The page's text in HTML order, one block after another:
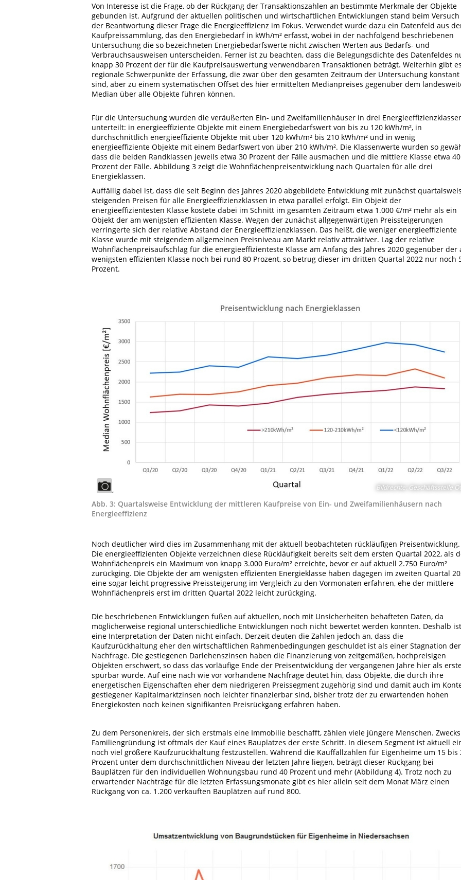
Von Interesse ist die Frage, ob der Rückgang der Transaktionszahlen an bestimmte Merkmale der Objekte
gebunden ist. Aufgrund der aktuellen politischen und wirtschaftlichen Entwicklungen stand beim Versuch
der Beantwortung dieser Frage die Energieeffizienz im Fokus. Verwendet wurde dazu ein Datenfeld aus
Kaufpreissammlung, das den Energiebedarf in kWh/m² erfasst, wobei in der nachfolgend beschriebenen
Untersuchung die so bezeichneten Energiebedarfswerte nicht zwischen Werten aus Bedarfs- und
Verbrauchsausweisen unterscheiden. Ferner ist zu beachten, dass die Belegungsdichte des Datenfeldes
knapp 30 Prozent der für die Kaufpreisauswertung verwendbaren Transaktionen beträgt. Weiterhin gibt
regionale Schwerpunkte der Erfassung, die zwar über den gesamten Zeitraum der Untersuchung konstant
sind, aber zu einem systematischen Offset des hier ermittelten Medianpreises gegenüber dem
Median über alle Objekte führen können.
Für die Untersuchung wurden die veräußerten Ein- und Zweifamilienhäuser in drei
unterteilt: in energieeffiziente Objekte mit einem Energiebedarfswert von bis zu 120 kWh/m², in
durchschnittlich energieeffiziente Objekte mit über 120 kWh/m² bis 210 kWh/m² und in wenig
energieeffiziente Objekte mit einem Bedarfswert von über 210 kWh/m². Die Klassenwerte wurden so
dass die beiden Randklassen jeweils etwa 30 Prozent der Fälle ausmachen und die mittlere Klasse etwa 40
Prozent der Fälle. Abbildung 3 zeigt die Wohnflächenpreisentwicklung nach Quartalen für alle drei
Energieklassen.
Auffällig dabei ist, dass die seit Beginn des Jahres 2020 abgebildete Entwicklung mit zunächst
steigenden Preisen für alle Energieeffizienzklassen in etwa parallel erfolgt. Ein Objekt der
energieeffizientesten Klasse kostete dabei im Schnitt im gesamten Zeitraum etwa 1.000 €/m² mehr als ein
Objekt der am wenigsten effizienten Klasse. Wegen der zunächst allgegenwärtigen Preissteigerungen
verringerte sich der relative Abstand der Energieeffizienzklassen. Das heißt, die weniger energieeffiziente
Klasse wurde mit steigendem allgemeinen Preisniveau am Markt relativ attraktiver. Lag der relative
Wohnflächenpreisaufschlag für die energieeffizienteste Klasse am Anfang des Jahres 2020 gegenüber der
wenigsten effizienten Klasse noch bei rund 80 Prozent, so betrug dieser im dritten Quartal 2022 nur noch
Prozent.
Bildrechte Geschäftsstelle
Abb. 3: Quartalsweise Entwicklung der mittleren Kaufpreise von Ein- und Zweifamilienhäusern nach
Energieeffizienz
Noch deutlicher wird dies im Zusammenhang mit der aktuell beobachteten rückläufigen Preisentwicklung.
Die energieeffizienten Objekte verzeichnen diese Rückläufigkeit bereits seit dem ersten Quartal 2022, als
Wohnflächenpreis ein Maximum von knapp 3.000 Euro/m² erreichte, bevor er auf aktuell 2.750 Euro/m²
zurückging. Die Objekte der am wenigsten effizienten Energieklasse haben dagegen im zweiten Quartal
eine sogar leicht progressive Preissteigerung im Vergleich zu den Vormonaten erfahren, ehe der mittlere
Wohnflächenpreis erst im dritten Quartal 2022 leicht zurückging.
Die beschriebenen Entwicklungen fußen auf aktuellen, noch mit Unsicherheiten behafteten Daten, da
möglicherweise regional unterschiedliche Entwicklungen noch nicht bewertet werden konnten. Deshalb ist
eine Interpretation der Daten nicht einfach. Derzeit deuten die Zahlen jedoch an, dass die
Kaufzurückhaltung eher den wirtschaftlichen Rahmenbedingungen geschuldet ist als einer Stagnation der
Nachfrage. Die gestiegenen Darlehenszinsen haben die Finanzierung von zeitgemäßen, hochpreisigen
Objekten erschwert, so dass das vorläufige Ende der Preisentwicklung der vergangenen Jahre hier als
spürbar wurde. Auf eine nach wie vor vorhandene Nachfrage deutet hin, dass Objekte, die durch ihre
energetischen Eigenschaften eher dem niedrigeren Preissegment zugehörig sind und damit auch im
gestiegener Kapitalmarktzinsen noch leichter finanzierbar sind, bisher trotz der zu erwartenden hohen
Energiekosten noch keinen signifikanten Preisrückgang erfahren haben.
Zu dem Personenkreis, der sich erstmals eine Immobilie beschafft, zählen viele jüngere Menschen. Zwecks
Familiengründung ist oftmals der Kauf eines Bauplatzes der erste Schritt. In diesem Segment ist aktuell
noch viel größere Kaufzurückhaltung festzustellen. Während die Kauffallzahlen für Eigenheime um 15 bis
Prozent unter dem durchschnittlichen Niveau der letzten Jahre liegen, beträgt dieser Rückgang bei
Bauplätzen für den individuellen Wohnungsbau rund 40 Prozent und mehr (Abbildung 4). Trotz noch zu
erwartender Nachträge für die letzten Erfassungsmonate gibt es hier allein seit dem Monat März einen
Rückgang von ca. 1.200 verkauften Bauplätzen auf rund 800.